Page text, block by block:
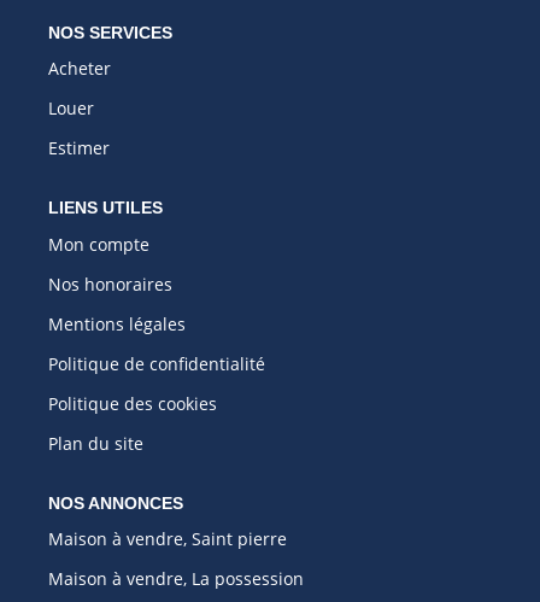
NOS SERVICES
Acheter
Louer
Estimer
LIENS UTILES
Mon compte
Nos honoraires
Mentions légales
Politique de confidentialité
Politique des cookies
Plan du site
NOS ANNONCES
Maison à vendre, Saint pierre
Maison à vendre, La possession